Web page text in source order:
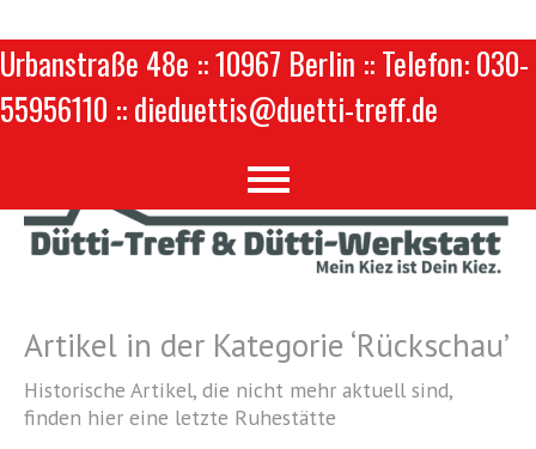
Urbanstraße 48e :: 10967 Berlin :: Telefon: 030-
55956110 :: dieduettis@duetti-treff.de
Artikel in der Kategorie ‘Rückschau’
Historische Artikel, die nicht mehr aktuell sind,
finden hier eine letzte Ruhestätte